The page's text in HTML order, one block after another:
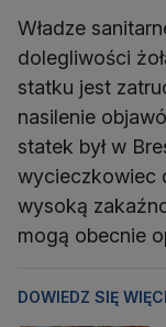
Władze
dolegliwości
statku jest
nasilenie
statek był w
wycieczkowiec
wysoką
mogą obecnie
DOWIEDZ SIĘ